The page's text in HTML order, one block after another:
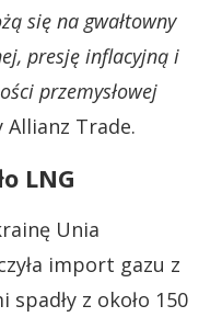
się na gwałtowny
presję inflacyjną i
przemysłowej
Allianz Trade.
LNG
Unia
import gazu z
z około 150